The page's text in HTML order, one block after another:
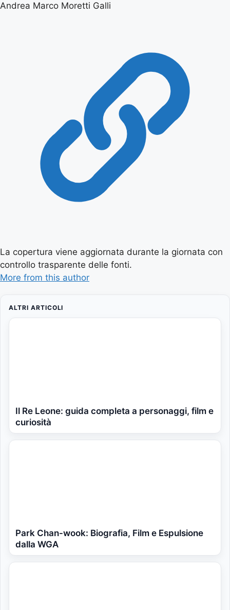
Andrea Marco Moretti Galli
La copertura viene aggiornata durante la giornata con
controllo trasparente delle fonti.
More from this author
ALTRI ARTICOLI
Il Re Leone: guida completa a personaggi, film e
curiosità
Park Chan-wook: Biografia, Film e Espulsione
dalla WGA